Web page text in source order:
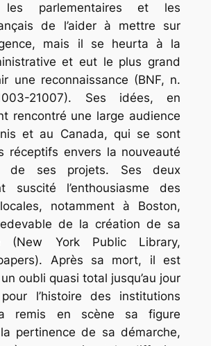
les parlementaires et les
de l’aider à mettre sur
mais il se heurta à la
et eut le plus grand
une reconnaissance (BNF, n.
21007). Ses idées, en
rencontré une large audience
et au Canada, qui se sont
réceptifs envers la nouveauté
de ses projets. Ses deux
suscité l’enthousiasme des
notamment à Boston,
de la création de sa
(New York Public Library,
Après sa mort, il est
oubli quasi total jusqu’au jour
l’histoire des institutions
remis en scène sa figure
pertinence de sa démarche,